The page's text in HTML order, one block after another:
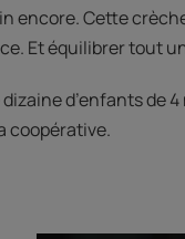
encore. Cette
Et équilibrer tout
d’enfants de 4
coopérative.